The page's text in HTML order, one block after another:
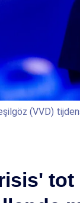
(VVD)
tot